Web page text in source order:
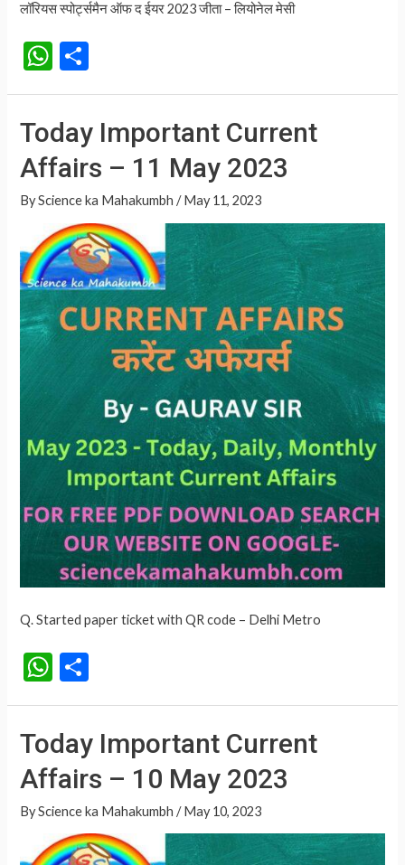
लॉरियस स्पोर्ट्समैन ऑफ द ईयर 2023 जीता – लियोनेल मेसी
W
h
at
s
A
p
p
h
ar
e
Today Important Current
Affairs – 11 May 2023
ByScience ka Mahakumbh /May 11, 2023
Q. Started paper ticket with QR code – Delhi Metro
W
h
at
s
A
p
p
h
ar
e
Today Important Current
Affairs – 10 May 2023
ByScience ka Mahakumbh /May 10, 2023